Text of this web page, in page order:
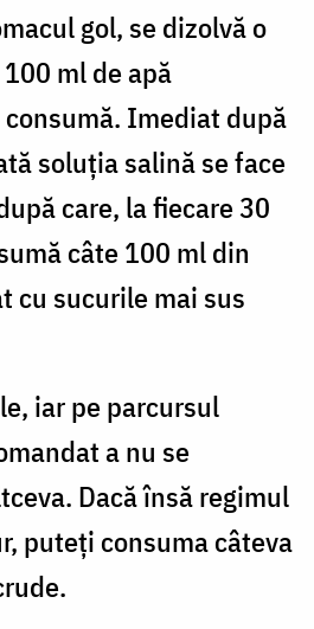
gol, se dizolvă o
ml de apă
Imediat după
soluția salină se face
care, la fiecare 30
câte 100 ml din
cu sucurile mai sus
iar pe parcursul
a nu se
Dacă însă regimul
puteți consuma câteva